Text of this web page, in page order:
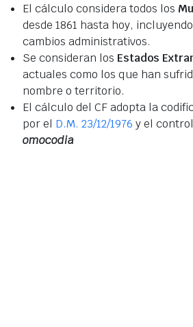
El cálculo considera todos los
desde 1861 hasta hoy,
cambios administrativos.
Se consideran los Estados
actuales como los que han
nombre o territorio.
El cálculo del CF adopta la
por el D.M. 23/12/1976 y el
omocodia